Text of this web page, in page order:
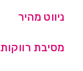
ניווט מהיר
מסיבת רווקות